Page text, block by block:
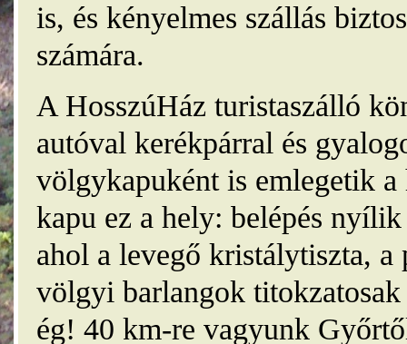
is, és kényelmes szállás
számára.
A HosszúHáz turistaszálló
autóval kerékpárral és
völgykapuként is emlegetik
kapu ez a hely: belépés
ahol a levegő kristálytiszta, a
völgyi barlangok
ég! 40 km-re vagyunk